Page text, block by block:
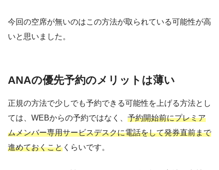
今回の空席が無いのはこの方法が取られている可能性が高
いと思いました。
ANAの優先予約のメリットは薄い
正規の方法で少しでも予約できる可能性を上げる方法とし
ては、WEBからの予約ではなく、 予約開始前にプレミア
ムメンバー専用サービスデスクに電話をして発券直前まで
進めておくこと くらいです。